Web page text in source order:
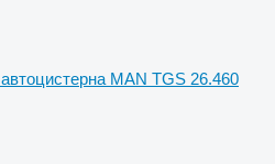
автоцистерна MAN TGS 26.460